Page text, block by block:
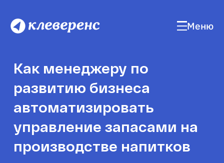
Меню
Как менеджеру по
развитию бизнеса
автоматизировать
управление запасами на
производстве напитков